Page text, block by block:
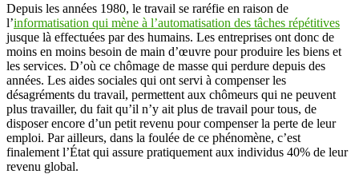
Depuis les années 1980, le travail se raréfie en raison de
l’informatisation qui mène à l’automatisation des tâches répétitives
jusque là effectuées par des humains. Les entreprises ont donc de
moins en moins besoin de main d’œuvre pour produire les biens et
les services. D’où ce chômage de masse qui perdure depuis des
années. Les aides sociales qui ont servi à compenser les
désagréments du travail, permettent aux chômeurs qui ne peuvent
plus travailler, du fait qu’il n’y ait plus de travail pour tous, de
disposer encore d’un petit revenu pour compenser la perte de leur
emploi. Par ailleurs, dans la foulée de ce phénomène, c’est
finalement l’État qui assure pratiquement aux individus 40% de leur
revenu global.